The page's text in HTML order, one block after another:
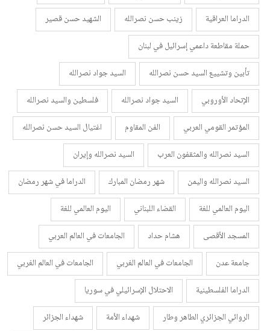
الدراما العراقية
زينب حسن نصرالله
الشهيد حسن قصير
حملة مقاطعة داعمي إسرائيل في لبنان
تأبين وتشييع السيد حسن نصرالله
السيد جواد نصرالله
الإتحاد الأوروبي
السيد جواد نصرالله
فلسطين والسيد نصرالله
المؤتمر القومي العربي
الفن المقاوم
اغتيال السيد حسن نصرالله
السيد نصرالله والمثقفون العرب
السيد نصرالله وإيران
السيد نصرالله واليمن
شهر رمضان المبارك
الدراما في شهر رمضان
اليوم العالمي للغة
القضاء اللبناني
اليوم العالمي للغة
المسجد الأقصى
هشام حداد
الجامعات في العالم العربي
جامعة عدن
الجامعات في العالم الغربي
الجامعات في العالم الغربي
الدراما الفلسطينية
الاحتلال الإسرائيلي في سوريا
الروائي الجزائري الطاهر وطار
شهداء الأمة
شهداء الجزائر